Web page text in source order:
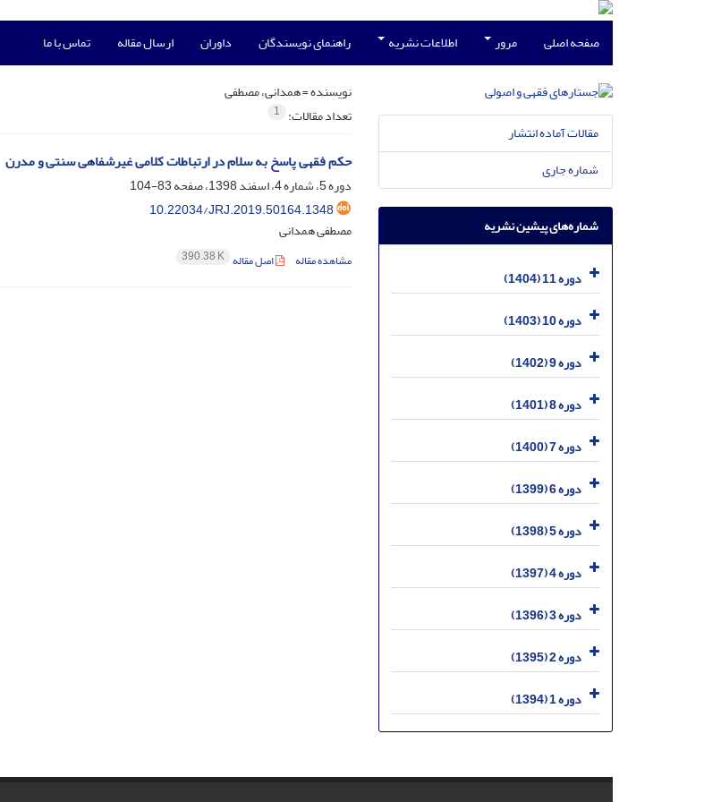
صفحه اصلی مرور اطلاعات نشریه راهنمای نویسندگان داوران ارسال مقاله تماس با ما
نویسنده =همدانی، مصطفی
تعداد مقالات: 1
حکم فقهی پاسخ به سلام در ارتباطات کلامی غیرشفاهی سنتی و مدرن
دوره 5، شماره 4، اسفند 1398، صفحه
83-104
10.22034/JRJ.2019.50164.1348
مصطفی همدانی
مشاهده مقاله اصل مقاله 390.38 K
مقالات آماده انتشار
شماره جاری
شماره‌های پیشین نشریه
دوره 11 (1404)
دوره 10 (1403)
دوره 9 (1402)
دوره 8 (1401)
دوره 7 (1400)
دوره 6 (1399)
دوره 5 (1398)
دوره 4 (1397)
دوره 3 (1396)
دوره 2 (1395)
دوره 1 (1394)